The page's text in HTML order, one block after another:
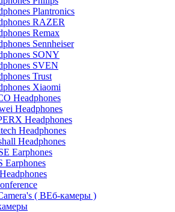
Plantronics
RAZER
Remax
Sennheiser
SONY
SVEN
Trust
Xiaomi
Headphones
Headphones
Headphones
Headphones
Headphones
Earphones
Earphones
( ВЕб-камеры )